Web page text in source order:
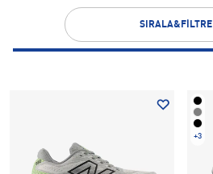
SIRALA&FİLTRE
+3